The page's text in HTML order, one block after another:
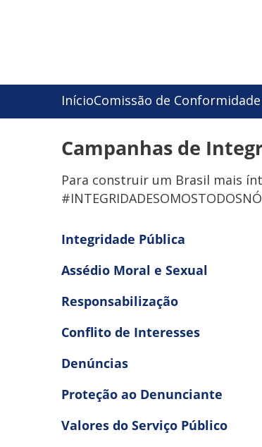
InícioComissão de Conformidade
Campanhas de
Para construir um Brasil mais
Integridade Pública
Assédio Moral e Sexual
Responsabilização
Conflito de Interesses
Denúncias
Proteção ao Denunciante
Valores do Serviço Público